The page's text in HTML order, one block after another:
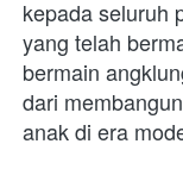
kepada seluruh
yang telah
bermain
dari
anak di era